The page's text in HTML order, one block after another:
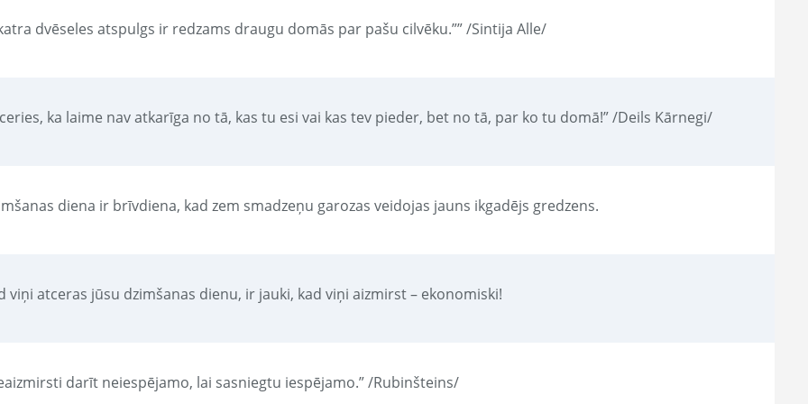
dvēseles atspulgs ir redzams draugu domās par pašu cilvēku.”” /Sintija Alle/
ka laime nav atkarīga no tā, kas tu esi vai kas tev pieder, bet no tā, par ko tu domā!” /Deils Kārnegi/
diena ir brīvdiena, kad zem smadzeņu garozas veidojas jauns ikgadējs gredzens.
viņi atceras jūsu dzimšanas dienu, ir jauki, kad viņi aizmirst – ekonomiski!
darīt neiespējamo, lai sasniegtu iespējamo.” /Rubinšteins/